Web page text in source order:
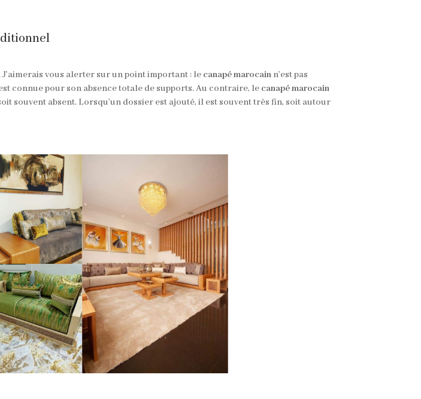
vous alerter sur un point important : le canapé marocain n’est pas
connue pour son absence totale de supports. Au contraire, le canapé marocain
souvent absent. Lorsqu’un dossier est ajouté, il est souvent très fin, soit autour